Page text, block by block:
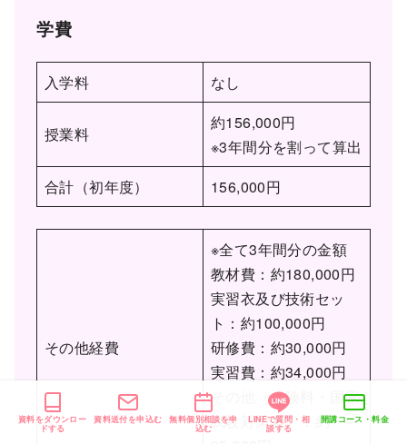
学費
入学料 なし
授業料
約156,000円
※3年間分を割って算出
合計（初年度）
156,000円
その他経費
※全て3年間分の金額
教材費：約180,000円
実習衣及び技術セッ
ト：約100,000円
研修費：約30,000円
実習費：約34,000円
その他（保険料・国家
試験対策費）：約
資料をダウンロー
ドする
資料送付を申込む 無料個別相談を申
込む
LINEで質問・相
談する
開講コース・料金